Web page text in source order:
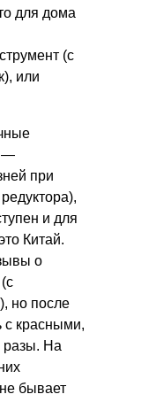
для дома
(с
или
—
при
и для
Китай.
о
но после
с красными,
разы. На
бывает